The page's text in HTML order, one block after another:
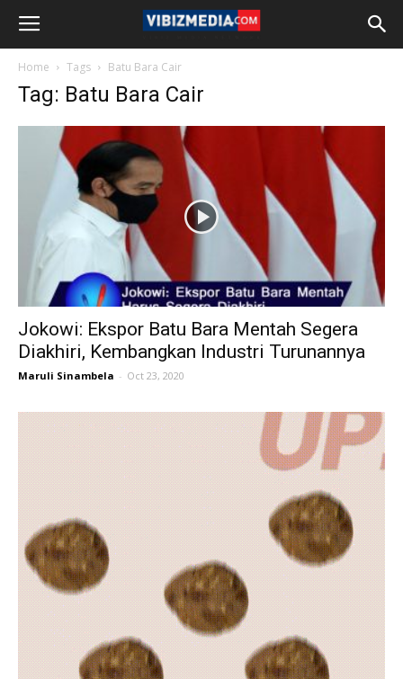
Home Tags Batu Bara Cair
Tag: Batu Bara Cair
Jokowi: Ekspor Batu Bara Mentah Segera
Diakhiri, Kembangkan Industri Turunannya
Maruli Sinambela - Oct 23, 2020